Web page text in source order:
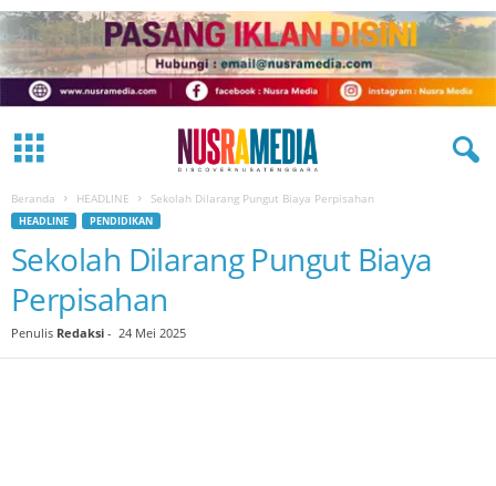
Beranda HEADLINE Sekolah Dilarang Pungut Biaya Perpisahan
HEADLINE PENDIDIKAN
Sekolah Dilarang Pungut Biaya
Perpisahan
Penulis Redaksi - 24 Mei 2025